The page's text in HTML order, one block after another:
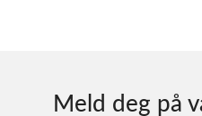
Meld deg på